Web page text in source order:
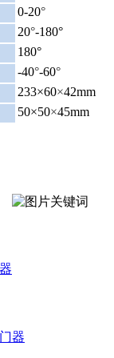
0-20°
20°-180°
180°
-40°-60°
233×60×42mm
50×50×45mm